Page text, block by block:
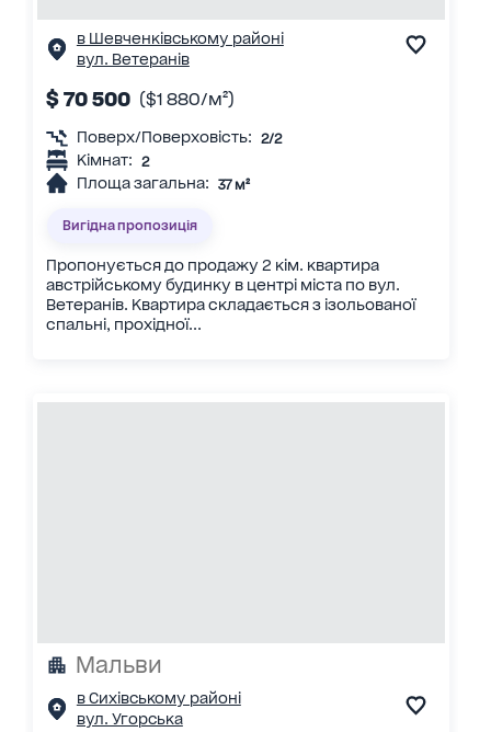
в Шевченківському районі
вул. Ветеранів
$ 70 500 ($1 880/м²)
Поверх/Поверховість: 2/2
Кімнат: 2
Площа загальна: 37 м²
Вигідна пропозиція
Пропонується до продажу 2 кім. квартира
австрійському будинку в центрі міста по вул.
Ветеранів. Квартира складається з ізольованої
спальні, прохідної...
Мальви
в Сихівському районі
вул. Угорська